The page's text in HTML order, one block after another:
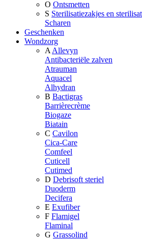
O Ontsmetten
S Sterilisatiezakjes en
Scharen
Geschenken
Wondzorg
A Allevyn
Antibacteriële zalven
Atrauman
Aquacel
Alhydran
B Bactigras
Barrièrecrème
Biogaze
Biatain
C Cavilon
Cica-Care
Comfeel
Cuticell
Cutimed
D Debrisoft steriel
Duoderm
Decifera
E Exufiber
F Flamigel
Flaminal
G Grassolind